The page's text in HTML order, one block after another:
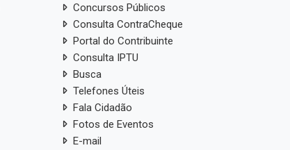
Concursos Públicos
Consulta ContraCheque
Portal do Contribuinte
Consulta IPTU
Busca
Telefones Úteis
Fala Cidadão
Fotos de Eventos
E-mail